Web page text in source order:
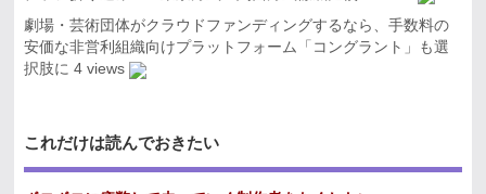
劇場・芸術団体がクラウドファンディングするなら、手数料の
安価な非営利組織向けプラットフォーム「コングラント」も選
択肢に 4 views
これだけは読んでおきたい